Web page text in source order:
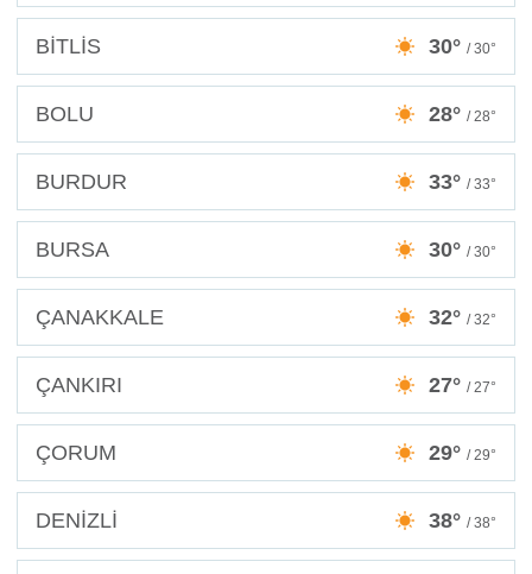
BİTLİS 30° / 30°
BOLU 28° / 28°
BURDUR 33° / 33°
BURSA 30° / 30°
ÇANAKKALE 32° / 32°
ÇANKIRI 27° / 27°
ÇORUM 29° / 29°
DENİZLİ 38° / 38°